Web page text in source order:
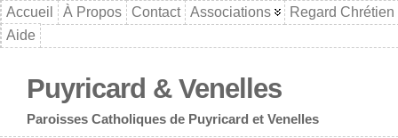
Accueil À Propos Contact Associations
Regard Chrétien
Aide
Puyricard & Venelles
Paroisses Catholiques de Puyricard et Venelles